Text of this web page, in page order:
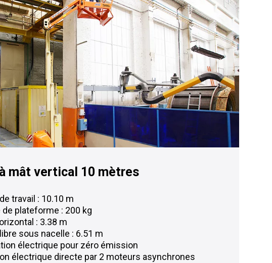
mât vertical 10 mètres
travail : 10.10 m
de plateforme : 200 kg
: 3.38 m
sous nacelle : 6.51 m
électrique pour zéro émission
électrique directe par 2 moteurs asynchrones